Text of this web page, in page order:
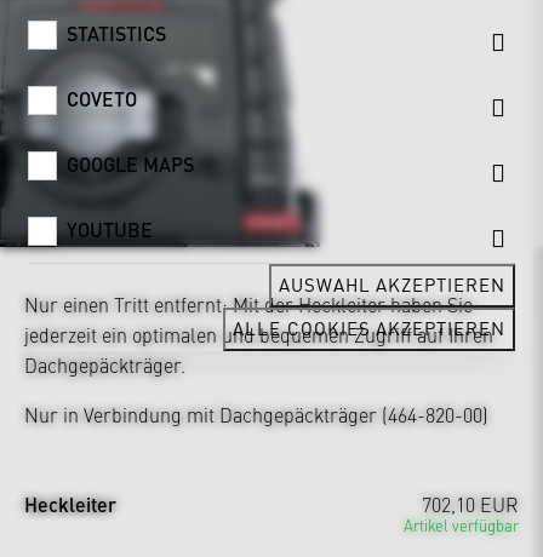
Nur einen Tritt entfernt: Mit der Heckleiter haben Sie
jederzeit ein optimalen und bequemen Zugriff auf Ihren
Dachgepäckträger.
Nur in Verbindung mit Dachgepäckträger (464-820-00)
Heckleiter 702,10 EUR
Artikel verfügbar
STATISTICS
COVETO
GOOGLE MAPS
YOUTUBE
AUSWAHL AKZEPTIEREN
ALLE COOKIES AKZEPTIEREN